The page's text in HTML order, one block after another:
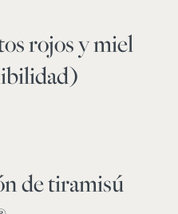
rojos y miel
de tiramisú